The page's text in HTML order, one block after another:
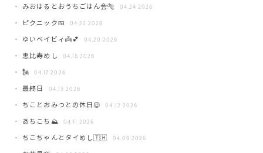
みおはるとおうちごはん会🐅 04.24 2026
ピクニック🍱 04.22 2026
ゆいベイビィ👼💕 04.20 2026
恵比寿めし 04.18 2026
🗽 04.17 2026
最終日 04.13 2026
ちことおみつとの休日😌 04.12 2026
あちこち⛰️ 04.11 2026
ちこちゃんとタイめし🇹🇭 04.09 2026